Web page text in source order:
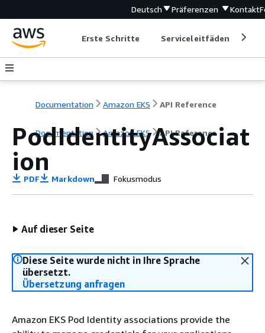
Deutsch Präferenzen Kontakt
Erste Schritte Serviceleitfäden
Documentation Amazon EKS API Reference
Documentation Amazon EKS API Reference
PodIdentityAssociat
ion
PDF Markdown Fokusmodus
Auf dieser Seite
Diese Seite wurde nicht in Ihre Sprache
übersetzt.
Übersetzung anfragen
Amazon EKS Pod Identity associations provide the